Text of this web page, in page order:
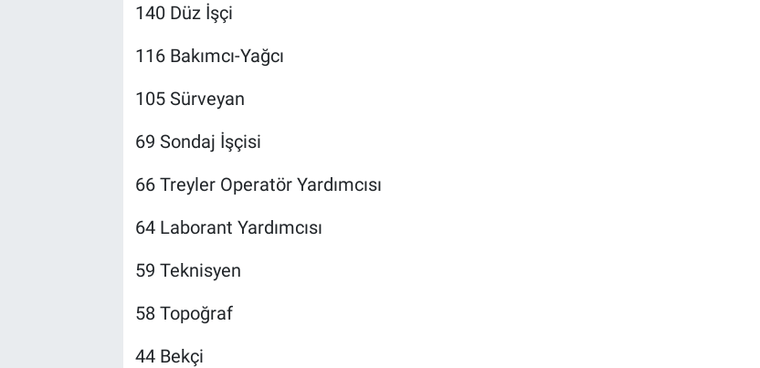
140 Düz İşçi
116 Bakımcı-Yağcı
105 Sürveyan
69 Sondaj İşçisi
66 Treyler Operatör Yardımcısı
64 Laborant Yardımcısı
59 Teknisyen
58 Topoğraf
44 Bekçi